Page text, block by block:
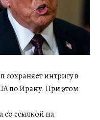
интригу в
по Ирану. При этом
со ссылкой на